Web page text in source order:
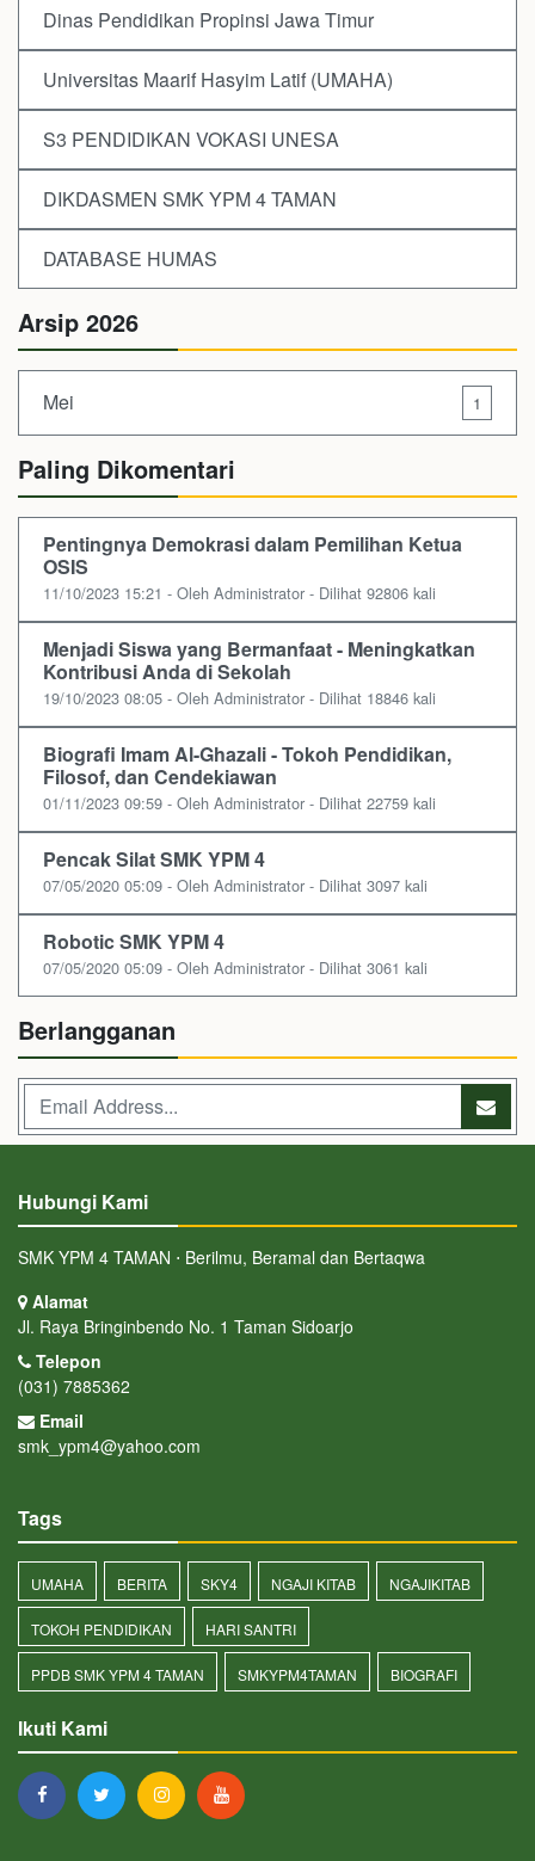
Dinas Pendidikan Propinsi Jawa Timur
Universitas Maarif Hasyim Latif (UMAHA)
S3 PENDIDIKAN VOKASI UNESA
DIKDASMEN SMK YPM 4 TAMAN
DATABASE HUMAS
Arsip 2026
Mei 1
Paling Dikomentari
Pentingnya Demokrasi dalam Pemilihan Ketua
OSIS
11/10/2023 15:21 - Oleh Administrator - Dilihat 92806 kali
Menjadi Siswa yang Bermanfaat - Meningkatkan
Kontribusi Anda di Sekolah
19/10/2023 08:05 - Oleh Administrator - Dilihat 18846 kali
Biografi Imam Al-Ghazali - Tokoh Pendidikan,
Filosof, dan Cendekiawan
01/11/2023 09:59 - Oleh Administrator - Dilihat 22759 kali
Pencak Silat SMK YPM 4
07/05/2020 05:09 - Oleh Administrator - Dilihat 3097 kali
Robotic SMK YPM 4
07/05/2020 05:09 - Oleh Administrator - Dilihat 3061 kali
Berlangganan
Hubungi Kami
SMK YPM 4 TAMAN ⋅ Berilmu, Beramal dan Bertaqwa
Alamat
Jl. Raya Bringinbendo No. 1 Taman Sidoarjo
Telepon
(031) 7885362
Email
smk_ypm4@yahoo.com
Tags
UMAHA BERITA SKY4 NGAJI KITAB NGAJIKITAB
TOKOH PENDIDIKAN HARI SANTRI
PPDB SMK YPM 4 TAMAN SMKYPM4TAMAN BIOGRAFI
Ikuti Kami